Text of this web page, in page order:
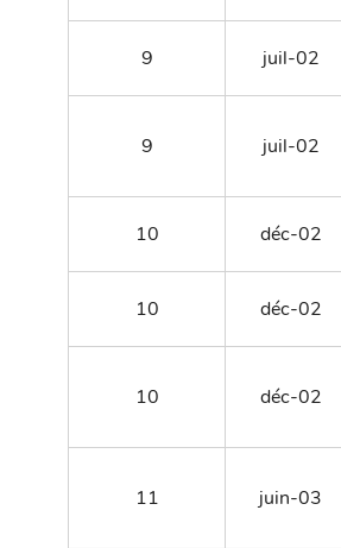
9 juil-02
9 juil-02
10 déc-02
10 déc-02
10 déc-02
11 juin-03